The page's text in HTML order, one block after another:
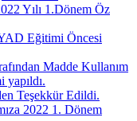
Yılı 1.Dönem Öz
Eğitimi Öncesi
Madde Kullanım
Teşekkür Edildi.
2022 1. Dönem